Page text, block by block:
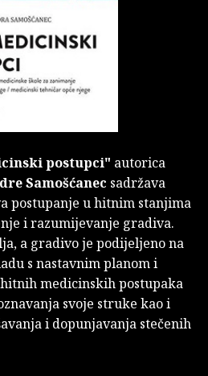
postupci" autorica
Samošćanec sadržava
postupanje u hitnim stanjima
i razumijevanje gradiva.
a gradivo je podijeljeno na
s nastavnim planom i
medicinskih postupaka
svoje struke kao i
i dopunjavanja stečenih